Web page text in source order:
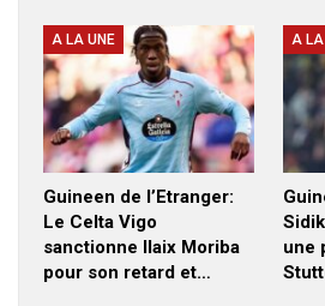
A LA UNE
Guineen de l’Etranger:
Le Celta Vigo
sanctionne Ilaix Moriba
pour son retard et…
A LA
une